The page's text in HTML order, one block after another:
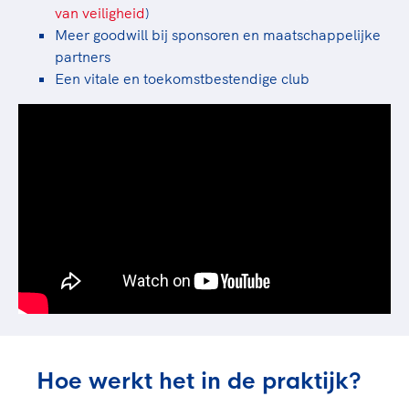
van veiligheid)
Meer goodwill bij sponsoren en maatschappelijke
partners
Een vitale en toekomstbestendige club
Hoe werkt het in de praktijk?